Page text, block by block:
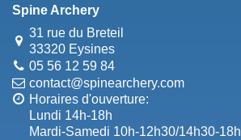
Spine Archery
31 rue du Breteil
33320 Eysines
05 56 12 59 84
contact@spinearchery.com
Horaires d'ouverture:
Lundi 14h-18h
Mardi-Samedi 10h-12h30/14h30-18h